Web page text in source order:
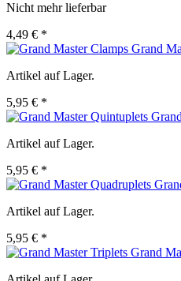
Nicht mehr lieferbar
4,49 € *
Grand
Artikel auf Lager.
5,95 € *
Artikel auf Lager.
5,95 € *
Artikel auf Lager.
5,95 € *
Grand